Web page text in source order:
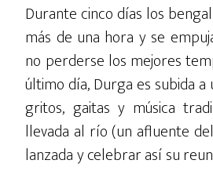
Durante cinco días los
más de una hora y se
no perderse los mejores
último día, Durga es subida
gritos, gaitas y música
llevada al río (un afluente
lanzada y celebrar así su